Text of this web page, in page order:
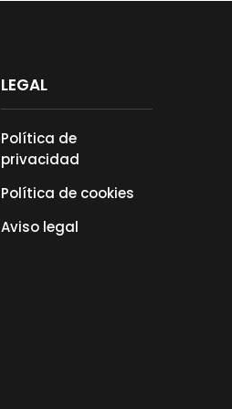
LEGAL
Política de
privacidad
Política de cookies
Aviso legal